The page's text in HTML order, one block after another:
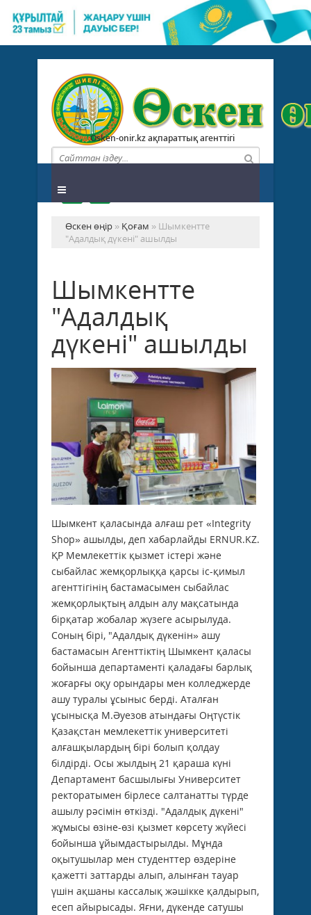
Osken-onir.kz ақпараттық агенттігі
Өскен өңір » Қоғам » Шымкентте
"Адалдық дүкені" ашылды
Шымкентте
"Адалдық
дүкені" ашылды
Шымкент қаласында алғаш рет «Integrity
Shop» ашылды, деп хабарлайды ERNUR.KZ.
ҚР Мемлекеттік қызмет істері және
сыбайлас жемқорлыққа қарсы іс-қимыл
агенттігінің бастамасымен сыбайлас
жемқорлықтың алдын алу мақсатында
бірқатар жобалар жүзеге асырылуда.
Соның бірі, "Адалдық дүкенін» ашу
бастамасын Агенттіктің Шымкент қаласы
бойынша департаменті қаладағы барлық
жоғарғы оқу орындары мен колледжерде
ашу туралы ұсыныс берді. Аталған
ұсынысқа М.Әуезов атындағы Оңтүстік
Қазақстан мемлекеттік университеті
алғашқылардың бірі болып қолдау
білдірді. Осы жылдың 21 қараша күні
Департамент басшылығы Университет
ректоратымен бірлесе салтанатты түрде
ашылу рәсімін өткізді. "Адалдық дүкені"
жұмысы өзіне-өзі қызмет көрсету жүйесі
бойынша ұйымдастырылды. Мұнда
оқытушылар мен студенттер өздеріне
қажетті заттарды алып, алынған тауар
үшін ақшаны кассалық жәшікке қалдырып,
есеп айырысады. Яғни, дүкенде сатушы